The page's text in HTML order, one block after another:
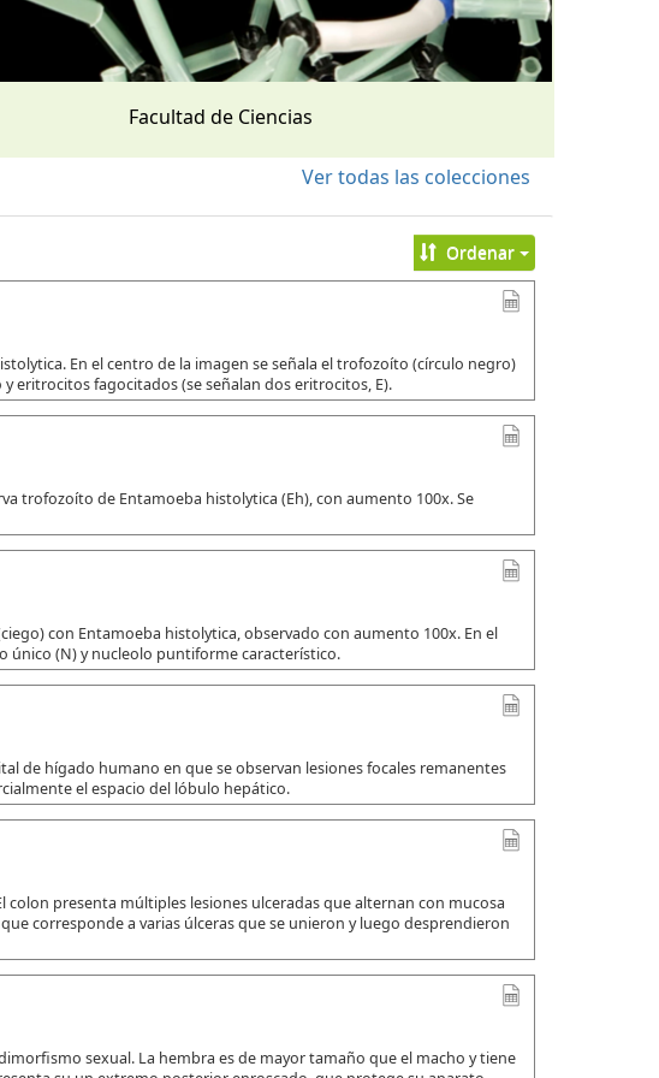
Facultad de Ciencias
Ver todas las colecciones
Ordenar
En el centro de la imagen se señala el trofozoíto (círculo negro)
eritrocitos fagocitados (se señalan dos eritrocitos, E).
trofozoíto de Entamoeba histolytica (Eh), con aumento 100x. Se
con Entamoeba histolytica, observado con aumento 100x. En el
único (N) y nucleolo puntiforme característico.
de hígado humano en que se observan lesiones focales remanentes
el espacio del lóbulo hepático.
colon presenta múltiples lesiones ulceradas que alternan con mucosa
corresponde a varias úlceras que se unieron y luego desprendieron
sexual. La hembra es de mayor tamaño que el macho y tiene